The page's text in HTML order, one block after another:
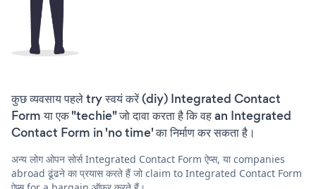
कुछ व्यवसाय पहले try स्वयं करें (diy) Integrated Contact
Form या एक "techie" जो दावा करता है कि वह an Integrated
Contact Form in 'no time' का निर्माण कर सकता है।
अन्य लोग ओपन सोर्स Integrated Contact Form ऐप्स, या companies
abroad ढूंढने का प्रयास करते हैं जो claim to Integrated Contact Form